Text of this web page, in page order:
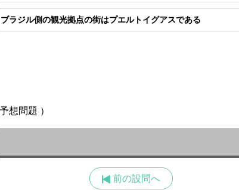
ブラジル側の観光拠点の街はプエルトイグアスである
想問題 ）
前の設問へ